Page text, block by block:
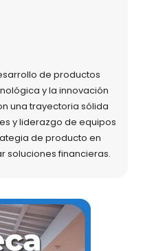
de productos
y la innovación
una trayectoria sólida
y liderazgo de equipos
de producto en
soluciones financieras.